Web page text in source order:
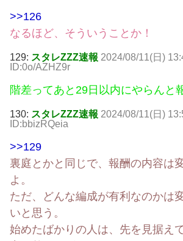
>>126
なるほど、そういうことか！
129: スタレZZZ速報 2024/08/11(日)
ID:0o/AZHZ9r
階差ってあと29日以内にやらんと
130: スタレZZZ速報 2024/08/11(日)
ID:bbizRQeia
>>129
裏庭とかと同じで、報酬の内容は
よ。
ただ、どんな編成が有利なのかは
いと思う。
始めたばかりの人は、先を見据え